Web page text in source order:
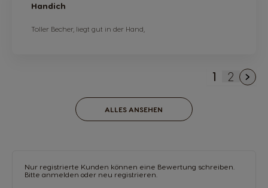
Handich
Toller Becher, liegt gut in der Hand,
Sie lesen
1 Seite
2
ALLES ANSEHEN
Nur registrierte Kunden können eine Bewertung schreiben.
Bitte anmelden oder neu registrieren.